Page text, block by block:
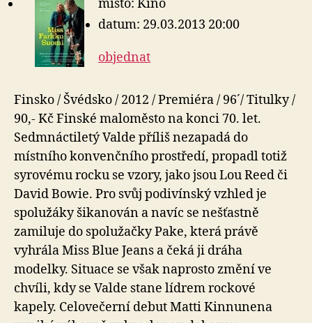
místo: Kino
datum: 29.03.2013 20:00
objednat
Finsko / Švédsko / 2012 / Premiéra / 96´/ Titulky /
90,- Kč Finské maloměsto na konci 70. let.
Sedmnáctiletý Valde příliš nezapadá do
místního konvenčního prostředí, propadl totiž
syrovému rocku se vzory, jako jsou Lou Reed či
David Bowie. Pro svůj podivínský vzhled je
spolužáky šikanován a navíc se nešťastně
zamiluje do spolužačky Pake, která právě
vyhrála Miss Blue Jeans a čeká ji dráha
modelky. Situace se však naprosto změní ve
chvíli, kdy se Valde stane lídrem rockové
kapely. Celovečerní debut Matti Kinnunena